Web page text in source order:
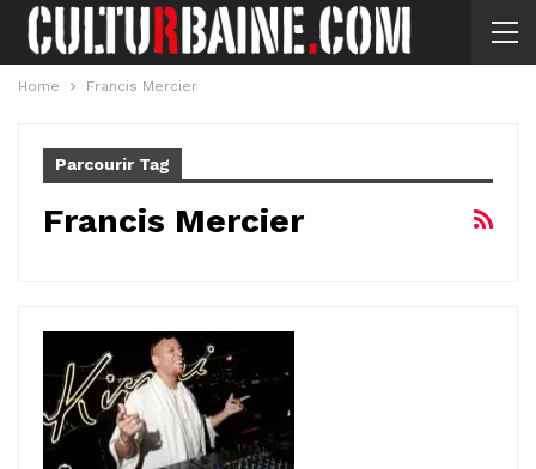
Home Francis Mercier
Parcourir Tag
Francis Mercier